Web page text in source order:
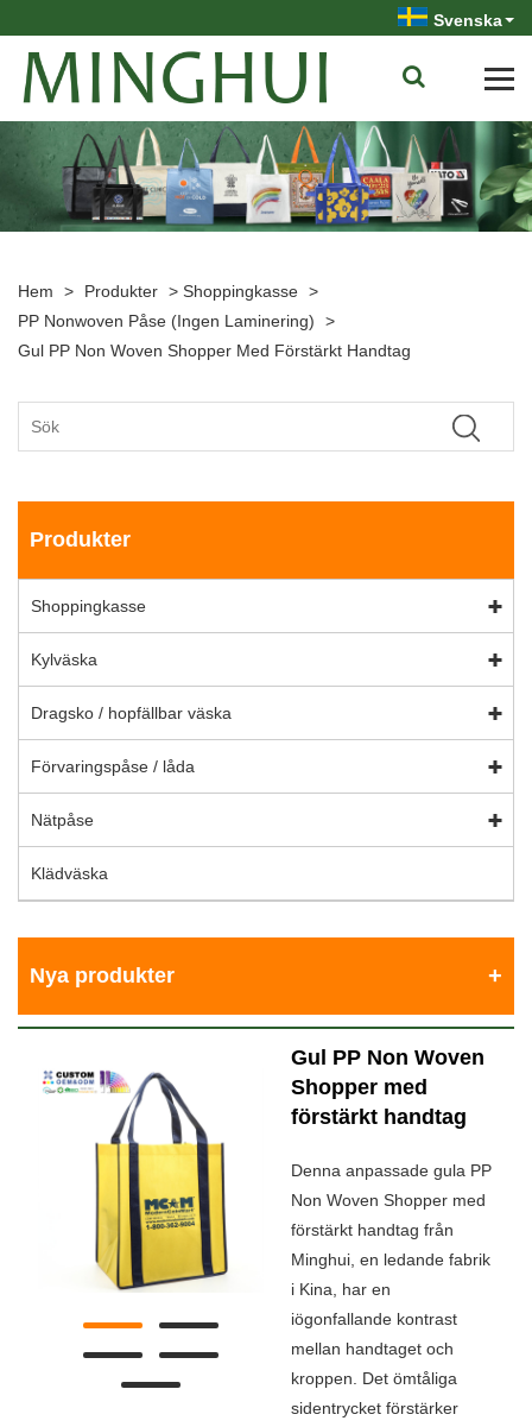
Svenska
Hem > Produkter > Shoppingkasse >
PP Nonwoven Påse (ingen Laminering)
>
Gul PP Non Woven Shopper Med Förstärkt Handtag
Produkter
Shoppingkasse
Kylväska
Dragsko / hopfällbar väska
Förvaringspåse / låda
Nätpåse
Klädväska
Nya produkter
Gul PP Non Woven
Shopper med
förstärkt handtag
Denna anpassade gula PP
Non Woven Shopper med
förstärkt handtag från
Minghui, en ledande fabrik
i Kina, har en
iögonfallande kontrast
mellan handtaget och
kroppen. Det ömtåliga
sidentrycket förstärker